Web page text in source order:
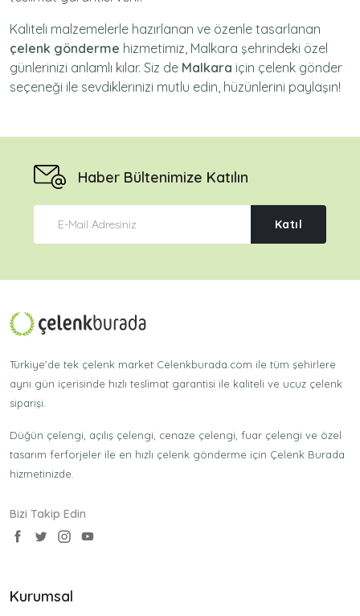
Kaliteli malzemelerle hazırlanan ve özenle tasarlanan
çelenk gönderme hizmetimiz, Malkara şehrindeki özel
günlerinizi anlamlı kılar. Siz de Malkara için çelenk gönder
seçeneği ile sevdiklerinizi mutlu edin, hüzünlerini paylaşın!
Haber Bültenimize Katılın
Katıl
Türkiye'de tek çelenk market Celenkburada.com ile tüm şehirlere
aynı gün içerisinde hızlı teslimat garantisi ile kaliteli ve ucuz çelenk
siparişi.
Düğün çelengi, açılış çelengi, cenaze çelengi, fuar çelengi ve özel
tasarım ferforjeler ile en hızlı çelenk gönderme için Çelenk Burada
hizmetinizde.
Bizi Takip Edin
Kurumsal